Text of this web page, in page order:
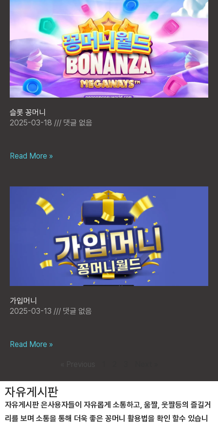
슬롯 꽁머니
2025-03-18
댓글 없음
Read More »
가입머니
2025-03-13
댓글 없음
Read More »
자유게시판
자유게시판 은사용자들이 자유롭게 소통하고, 움짤, 웃짤등의 즐길거
리를 보며 소통을 통해 더욱 좋은 꽁머니 활용법을 확인 할수 있습니